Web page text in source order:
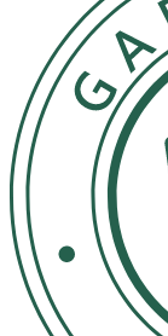
Ingredienser:
Sorbitol, Xylitol,
Lithotamnion
1450ppm F) ,